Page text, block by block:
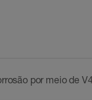
por meio de